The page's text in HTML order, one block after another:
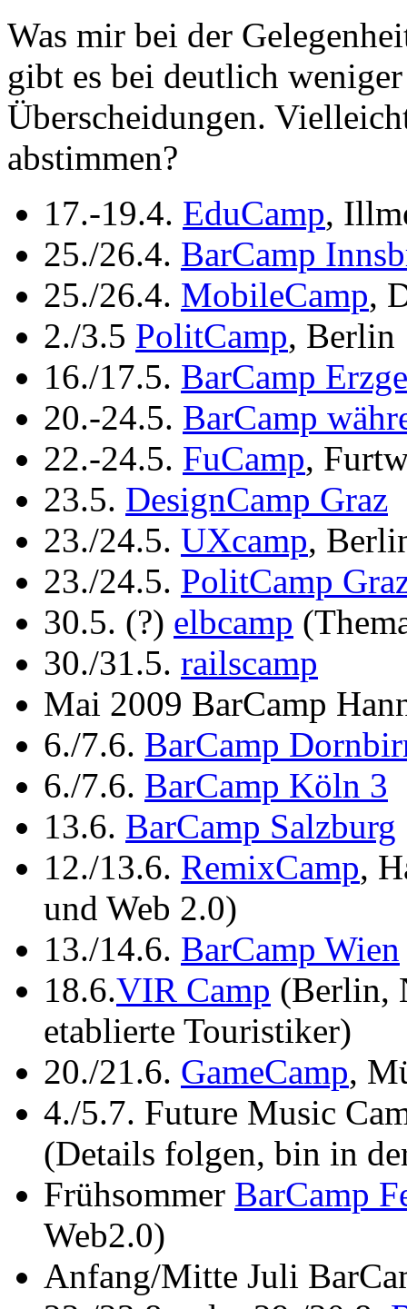
Was mir bei der
gibt es bei deutlich
Überscheidungen.
abstimmen?
17.-19.4. EduCamp,
25./26.4. BarCamp
25./26.4. MobileCamp,
2./3.5 PolitCamp, Berlin
16./17.5. BarCamp
20.-24.5. BarCamp
22.-24.5. FuCamp,
23.5. DesignCamp Graz
23./24.5. UXcamp,
23./24.5. PolitCamp
30.5. (?) elbcamp
30./31.5. railscamp
Mai 2009 BarCamp
6./7.6. BarCamp
6./7.6. BarCamp Köln 3
13.6. BarCamp Salzburg
12./13.6. RemixCamp,
und Web 2.0)
13./14.6. BarCamp Wien
18.6.VIR Camp (Berlin,
etablierte Touristiker)
20./21.6. GameCamp,
4./5.7. Future Music
(Details folgen, bin in
Frühsommer BarCamp
Web2.0)
Anfang/Mitte Juli